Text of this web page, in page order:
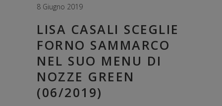
8 Giugno 2019
LISA CASALI SCEGLIE
FORNO SAMMARCO
NEL SUO MENU DI
NOZZE GREEN
(06/2019)